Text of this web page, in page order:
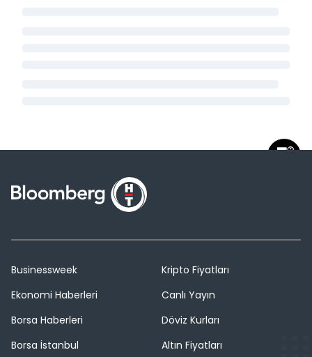
Businessweek
Ekonomi Haberleri
Borsa Haberleri
Borsa İstanbul
Kripto Fiyatları
Canlı Yayın
Döviz Kurları
Altın Fiyatları